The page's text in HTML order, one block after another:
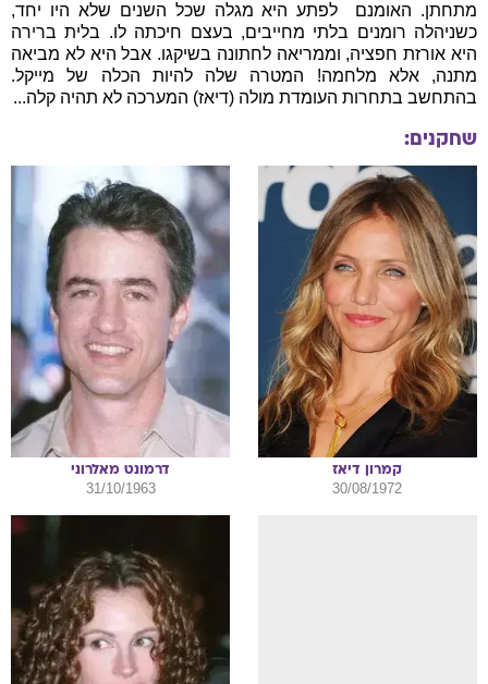
מתחתן. האומנם  לפתע היא מגלה שכל השנים שלא היו יחד,
כשניהלה רומנים בלתי מחייבים, בעצם חיכתה לו. בלית ברירה
היא אורזת חפציה, וממריאה לחתונה בשיקגו. אבל היא לא מביאה
מתנה, אלא מלחמה! המטרה שלה להיות הכלה של מייקל.
בהתחשב בתחרות העומדת מולה (דיאז) המערכה לא תהיה קלה...
שחקנים:
קמרון דיאז
30/08/1972
דרמונט מאלרוני
31/10/1963